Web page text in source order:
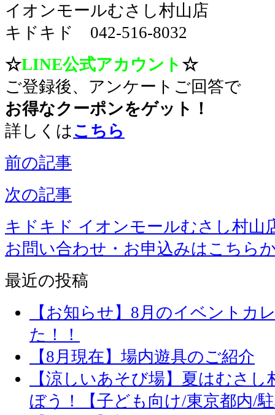
イオンモールむさし村山店
キドキド 042-516-8032
☆LINE公式アカウント ☆
ご登録後、アンケートご回答で
お得なクーポンをゲット！
詳しくは こちら
前の記事
次の記事
キドキド イオンモールむさし村山
お問い合わせ・お申込みはこちら
最近の投稿
【お知らせ】8月のイベントカ
た！！
【8月現在】場内遊具のご紹介
【涼しいあそび場】夏はむさ
ぼう！【子ども向け/東京都内/